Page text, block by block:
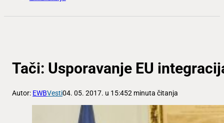
Tači: Usporavanje EU
Autor: EWBVesti04. 05. 2017. u 15:452 minuta čitanja